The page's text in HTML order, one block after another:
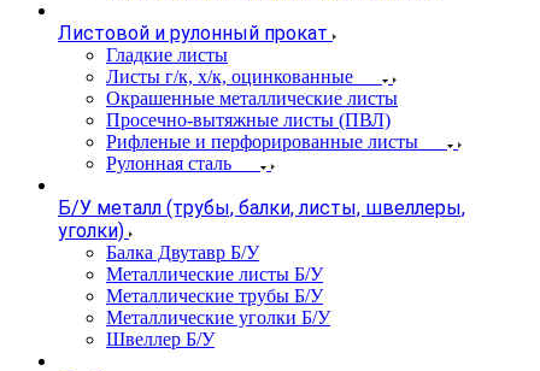
Листовой и рулонный прокат
Гладкие листы
Листы г/к, х/к, оцинкованные
Окрашенные металлические листы
Просечно-вытяжные листы (ПВЛ)
Рифленые и перфорированные листы
Рулонная сталь
Б/У металл (трубы, балки, листы, швеллеры,
уголки)
Балка Двутавр Б/У
Металлические листы Б/У
Металлические трубы Б/У
Металлические уголки Б/У
Швеллер Б/У